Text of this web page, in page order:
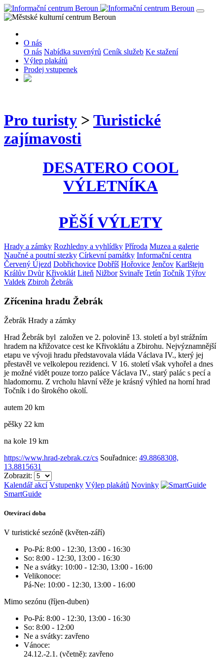
O nás
O nás Nabídka suvenýrů Ceník služeb Ke stažení
Výlep plakátů
Prodej vstupenek
Pro turisty > Turistické
zajímavosti
DESATERO COOL
VÝLETNÍKA
PĚŠÍ VÝLETY
Hrady a zámky Rozhledny a vyhlídky Příroda Muzea a galerie
Naučné a poutní stezky Církevní památky Informační centra
Červený Újezd Dobřichovice Dobříš Hořovice Jenčov Karlštejn
Králův Dvůr Křivoklát Liteň Nižbor Svinaře Tetín Točník Týřov
Valdek Zbiroh Žebrák
Zřícenina hradu Žebrák
Žebrák Hrady a zámky
Hrad Žebrák byl založen ve 2. polovině 13. století a byl strážním
hradem na křižovatce cest ke Křivoklátu a Zbirohu. Nejvýznamnější
etapu ve vývoji hradu představovala vláda Václava IV., který jej
přestavěl ve velkolepou rezidenci. V 16. století však vyhořel a dnes
je možné vidět pouze torzo paláce Václava IV., starý palác s pecí a
hladomornu. Z vrcholu hlavní věže je krásný výhled na horní hrad
Točník i do širokého okolí.
autem 20 km
pěšky 22 km
na kole 19 km
https://www.hrad-zebrak.cz/cs Souřadnice: 49.8868308,
13.8815631
Zobrazit:
Kalendář akcí Vstupenky Výlep plakátů Novinky
SmartGuide
Otevírací doba
V turistické sezóně (květen-září)
Po-Pá: 8:00 - 12:30, 13:00 - 16:30
So: 8:00 - 12:30, 13:00 - 16:30
Ne a svátky: 10:00 - 12:30, 13:00 - 16:00
Velikonoce:
Pá-Ne: 10:00 - 12:30, 13:00 - 16:00
Mimo sezónu (říjen-duben)
Po-Pá: 8:00 - 12:30, 13:00 - 16:30
So: 8:00 - 12:00
Ne a svátky: zavřeno
Vánoce:
24.12.-2.1. (včetně): zavřeno